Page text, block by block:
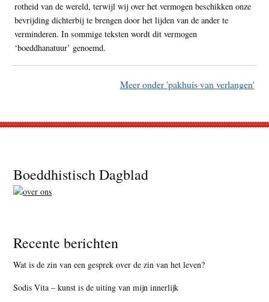
rotheid van de wereld, terwijl wij over het vermogen beschikken onze
bevrijding dichterbij te brengen door het lijden van de ander te
verminderen. In sommige teksten wordt dit vermogen
‘boeddhanatuur’ genoemd.
Meer onder 'pakhuis van verlangen'
Footer
Boeddhistisch Dagblad
Recente berichten
Wat is de zin van een gesprek over de zin van het leven?
Sodis Vita – kunst is de uiting van mijn innerlijk